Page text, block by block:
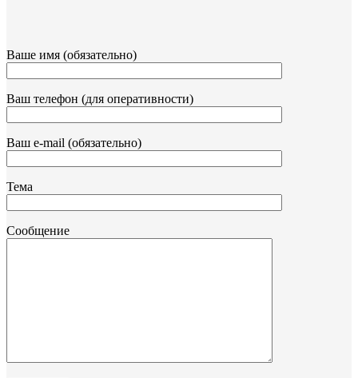
Ваше имя (обязательно)
Ваш телефон (для оперативности)
Ваш e-mail (обязательно)
Тема
Сообщение